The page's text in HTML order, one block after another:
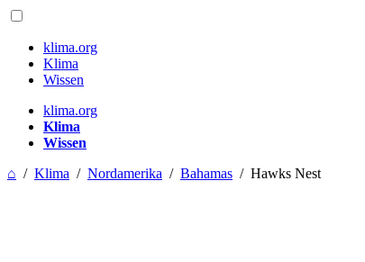
klima.org
Klima
Wissen
klima.org
Klima
Wissen
⌂ / Klima / Nordamerika / Bahamas / Hawks Nest